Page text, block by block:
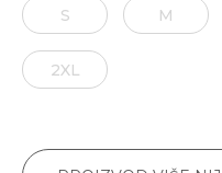
S M
2XL